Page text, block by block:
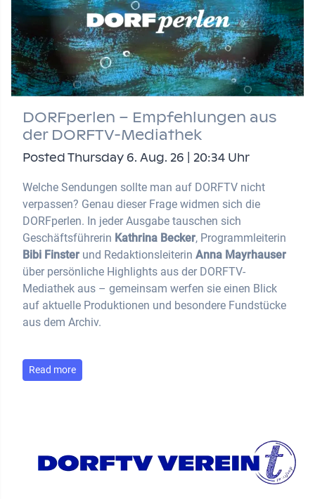
DORFperlen – Empfehlungen aus
der DORFTV-Mediathek
Posted Thursday 6. Aug. 26 | 20:34 Uhr
Welche Sendungen sollte man auf DORFTV nicht
verpassen? Genau dieser Frage widmen sich die
DORFperlen. In jeder Ausgabe tauschen sich
Geschäftsführerin Kathrina Becker, Programmleiterin
Bibi Finster und Redaktionsleiterin Anna Mayrhauser
über persönliche Highlights aus der DORFTV-
Mediathek aus – gemeinsam werfen sie einen Blick
auf aktuelle Produktionen und besondere Fundstücke
aus dem Archiv.
Read more